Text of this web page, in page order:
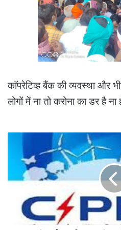
काॅपरेटिव्ह बैंक की व्यवस्था और
लोगों में ना तो करोना का डर है ना
है